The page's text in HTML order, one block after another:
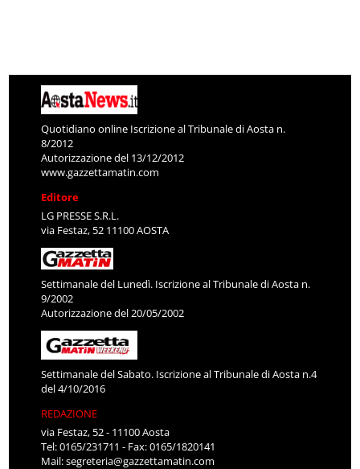
Quotidiano online Iscrizione al Tribunale di Aosta n.
8/2012
Autorizzazione del 13/12/2012
www.gazzettamatin.com
Editore
LG PRESSE S.R.L.
via Festaz, 52 11100 AOSTA
Settimanale del Lunedì. Iscrizione al Tribunale di Aosta n.
9/2002
Autorizzazione del 20/05/2002
Settimanale del Sabato. Iscrizione al Tribunale di Aosta n.4
del 4/10/2016
REDAZIONE
via Festaz, 52 - 11100 Aosta
Tel: 0165/231711 - Fax: 0165/1820141
Mail:segreteria@gazzettamatin.com